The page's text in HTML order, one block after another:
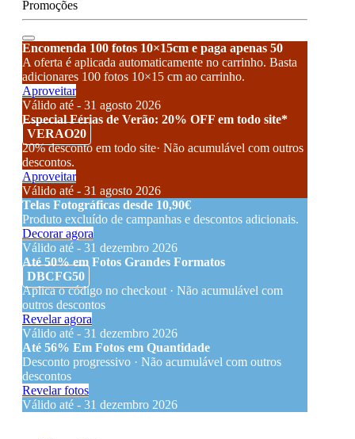
Promoções
Encomenda 100 fotos 10×15cm e paga apenas 50
A oferta é aplicada automaticamente no carrinho. Basta
adicionares 100 fotos 10×15 cm ao carrinho.
Aproveitar
Válido até - 31 agosto 2026
Especial Férias de Verão: 20% OFF em todo site*
VERAO20
20% desconto em todo site· Não acumulável com outros
descontos.
Aproveitar
Válido até - 31 agosto 2026
Telas Fotográficas desde 10,90€
Produto excluído de campanhas e descontos adicionais.
Decorar agora
Válido até - 31 dezembro 2026
Até 50% em Fotos Grandes Formatos
DBCFG50
Aplica o código no checkout · Não acumulável com
outros descontos
Revelar agora
Válido até - 31 dezembro 2026
Até 56% Em Fotos em Quantidade
Desconto progressivo · Não acumulável com outros
descontos
Revelar fotos
Válido até - 31 dezembro 2026